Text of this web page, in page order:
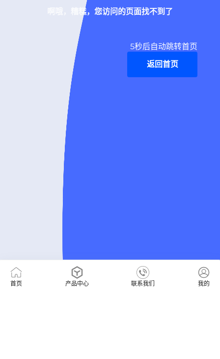
啊哦，糟糕，您访问的页面找不到了
5秒后自动跳转首页
返回首页
首页 产品中心 联系我们 我的